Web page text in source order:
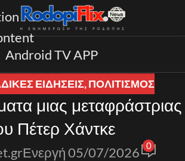
Android TV APP
ΕΙΔΉΣΕΙΣ,ΠΟΛΙΤΙΣΜΟΣ
μιας μεταφράστριας
Πέτερ Χάντκε
Ενεργή 05/07/2026 0